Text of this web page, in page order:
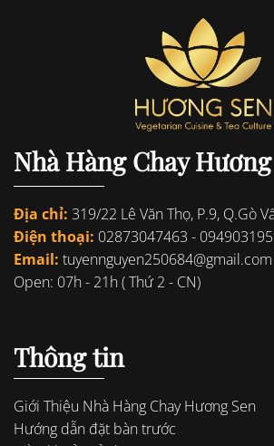
Nhà Hàng Chay
Địa chỉ: 319/22 Lê Văn Thọ, P.9, Q.Gò
Điện thoại: 02873047463 -
Email: tuyennguyen250684@gmail.com
Open: 07h - 21h ( Thứ 2 - CN)
Thông tin
Giới Thiệu Nhà Hàng Chay Hương Sen
Hướng dẫn đặt bàn trước